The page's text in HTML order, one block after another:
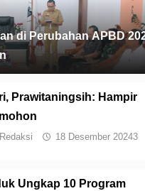
di Perubahan APBD
Prawitaningsih: Hampir
18 Desember 20243
Ungkap 10 Program